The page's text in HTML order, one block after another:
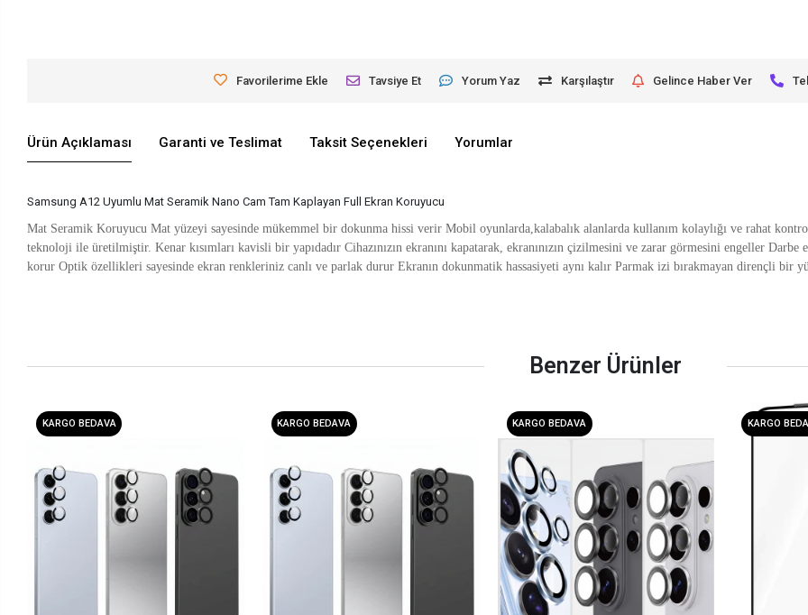
Favorilerime Ekle Tavsiye Et Yorum Yaz Karşılaştır Gelince Haber Ver
Ürün Açıklaması Garanti ve Teslimat Taksit Seçenekleri Yorumlar
Samsung A12 Uyumlu Mat Seramik Nano Cam Tam Kaplayan Full Ekran Koruyucu
Mat Seramik Koruyucu Mat yüzeyi sayesinde mükemmel bir dokunma hissi verir Mobil oyunlarda,kalabalık alanlarda kullanım kolaylığı ve rahat
teknoloji ile üretilmiştir. Kenar kısımları kavisli bir yapıdadır Cihazınızın ekranını kapatarak, ekranınızın çizilmesini ve zarar görmesini engeller Darbe
korur Optik özellikleri sayesinde ekran renkleriniz canlı ve parlak durur Ekranın dokunmatik hassasiyeti aynı kalır Parmak izi bırakmayan dirençli bir
Benzer Ürünler
KARGO BEDAVA KARGO BEDAVA KARGO BEDAVA KARGO